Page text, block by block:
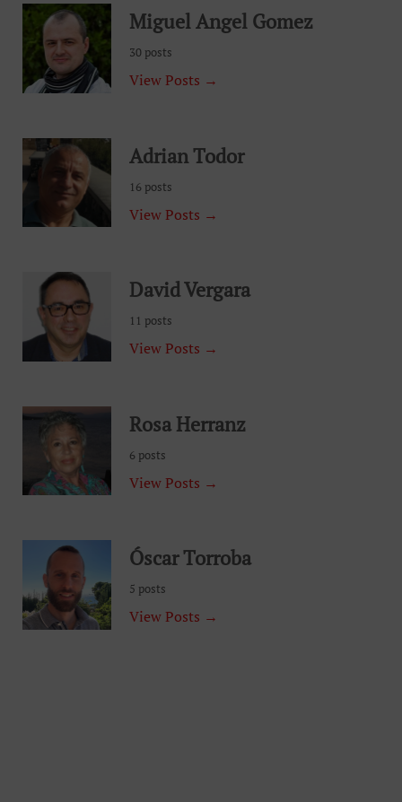
Miguel Angel Gomez
30 posts
View Posts →
Adrian Todor
16 posts
View Posts →
David Vergara
11 posts
View Posts →
Rosa Herranz
6 posts
View Posts →
Óscar Torroba
5 posts
View Posts →